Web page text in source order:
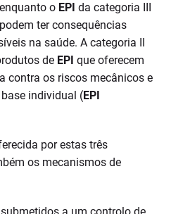
o EPI da categoria III
ter consequências
na saúde. A categoria II
de EPI que oferecem
contra os riscos mecânicos e
individual (EPI
por estas três
os mecanismos de